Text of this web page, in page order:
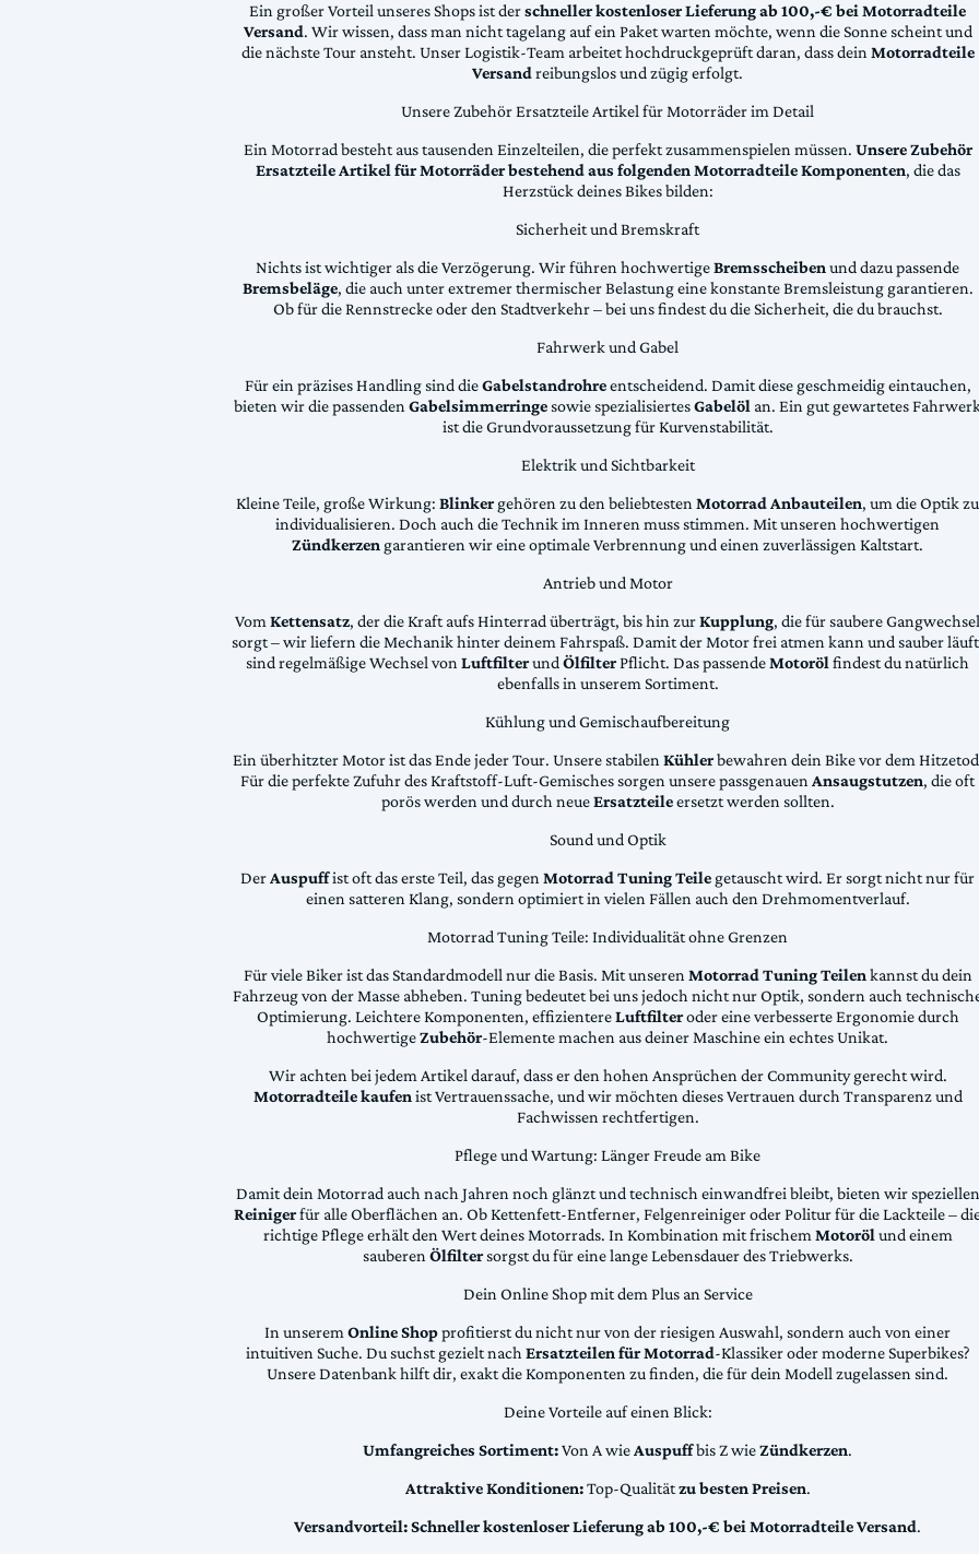
Ein großer Vorteil unseres Shops ist derschneller kostenloser Lieferung ab 100,-€ bei Motorradteile
Versand. Wir wissen, dass man nicht tagelang auf ein Paket warten möchte, wenn die Sonne scheint und
die nächste Tour ansteht. Unser Logistik-Team arbeitet hochdruckgeprüft daran, dass deinMotorradteile
Versandreibungslos und zügig erfolgt.
Unsere Zubehör Ersatzteile Artikel für Motorräder im Detail
Ein Motorrad besteht aus tausenden Einzelteilen, die perfekt zusammenspielen müssen. Unsere Zubehör
Ersatzteile Artikel für Motorräder bestehend aus folgenden Motorradteile Komponenten, die das
Herzstück deines Bikes bilden:
Sicherheit und Bremskraft
Nichts ist wichtiger als die Verzögerung. Wir führen hochwertigeBremsscheibenund dazu passende
Bremsbeläge, die auch unter extremer thermischer Belastung eine konstante Bremsleistung garantieren.
Ob für die Rennstrecke oder den Stadtverkehr – bei uns findest du die Sicherheit, die du brauchst.
Fahrwerk und Gabel
Für ein präzises Handling sind dieGabelstandrohreentscheidend. Damit diese geschmeidig eintauchen,
bieten wir die passendenGabelsimmerringesowie spezialisiertesGabelöl an. Ein gut gewartetes
ist die Grundvoraussetzung für Kurvenstabilität.
Elektrik und Sichtbarkeit
Kleine Teile, große Wirkung: Blinker gehören zu den beliebtestenMotorrad Anbauteilen, um die Optik zu
individualisieren. Doch auch die Technik im Inneren muss stimmen. Mit unseren hochwertigen
Zündkerzen garantieren wir eine optimale Verbrennung und einen zuverlässigen Kaltstart.
Antrieb und Motor
VomKettensatz, der die Kraft aufs Hinterrad überträgt, bis hin zurKupplung, die für saubere Gangwechsel
sorgt – wir liefern die Mechanik hinter deinem Fahrspaß. Damit der Motor frei atmen kann und sauber
sind regelmäßige Wechsel vonLuftfilterundÖlfilterPflicht. Das passendeMotorölfindest du natürlich
ebenfalls in unserem Sortiment.
Kühlung und Gemischaufbereitung
Ein überhitzter Motor ist das Ende jeder Tour. Unsere stabilenKühlerbewahren dein Bike vor dem
Für die perfekte Zufuhr des Kraftstoff-Luft-Gemisches sorgen unsere passgenauenAnsaugstutzen, die oft
porös werden und durch neueErsatzteileersetzt werden sollten.
Sound und Optik
DerAuspuffist oft das erste Teil, das gegenMotorrad Tuning Teile getauscht wird. Er sorgt nicht nur für
einen satteren Klang, sondern optimiert in vielen Fällen auch den Drehmomentverlauf.
Motorrad Tuning Teile: Individualität ohne Grenzen
Für viele Biker ist das Standardmodell nur die Basis. Mit unserenMotorrad Tuning Teilenkannst du dein
Fahrzeug von der Masse abheben. Tuning bedeutet bei uns jedoch nicht nur Optik, sondern auch
Optimierung. Leichtere Komponenten, effizientereLuftfilteroder eine verbesserte Ergonomie durch
hochwertigeZubehör-Elemente machen aus deiner Maschine ein echtes Unikat.
Wir achten bei jedem Artikel darauf, dass er den hohen Ansprüchen der Community gerecht wird.
Motorradteile kaufenist Vertrauenssache, und wir möchten dieses Vertrauen durch Transparenz und
Fachwissen rechtfertigen.
Pflege und Wartung: Länger Freude am Bike
Damit dein Motorrad auch nach Jahren noch glänzt und technisch einwandfrei bleibt, bieten wir speziellen
Reinigerfür alle Oberflächen an. Ob Kettenfett-Entferner, Felgenreiniger oder Politur für die Lackteile –
richtige Pflege erhält den Wert deines Motorrads. In Kombination mit frischemMotorölund einem
sauberenÖlfiltersorgst du für eine lange Lebensdauer des Triebwerks.
Dein Online Shop mit dem Plus an Service
In unseremOnline Shopprofitierst du nicht nur von der riesigen Auswahl, sondern auch von einer
intuitiven Suche. Du suchst gezielt nachErsatzteilen für Motorrad-Klassiker oder moderne Superbikes?
Unsere Datenbank hilft dir, exakt die Komponenten zu finden, die für dein Modell zugelassen sind.
Deine Vorteile auf einen Blick:
Umfangreiches Sortiment:Von A wieAuspuffbis Z wieZündkerzen.
Attraktive Konditionen:Top-Qualitätzu besten Preisen.
Versandvorteil:Schneller kostenloser Lieferung ab 100,-€ bei Motorradteile Versand.